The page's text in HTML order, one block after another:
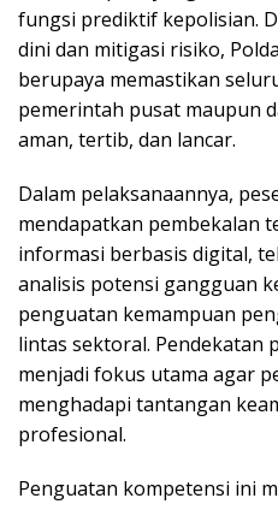
fungsi prediktif kepolisian.
dini dan mitigasi risiko,
berupaya memastikan
pemerintah pusat maupun
aman, tertib, dan lancar.
Dalam pelaksanaannya,
mendapatkan pembekalan
informasi berbasis digital,
analisis potensi gangguan
penguatan kemampuan
lintas sektoral. Pendekatan
menjadi fokus utama agar
menghadapi tantangan
profesional.
Penguatan kompetensi ini